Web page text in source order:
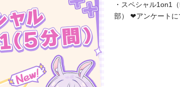
・スペシャル1on1
部） ❤︎アンケートに